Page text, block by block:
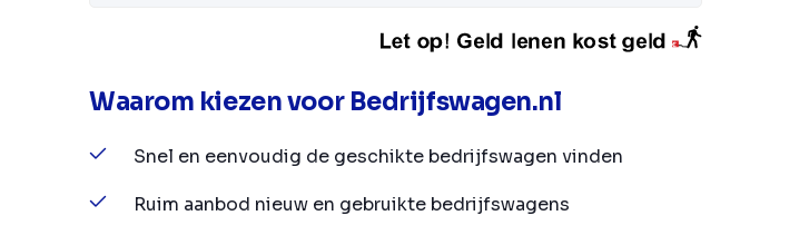
Waarom kiezen voor Bedrijfswagen.nl
Snel en eenvoudig de geschikte bedrijfswagen vinden
Ruim aanbod nieuw en gebruikte bedrijfswagens